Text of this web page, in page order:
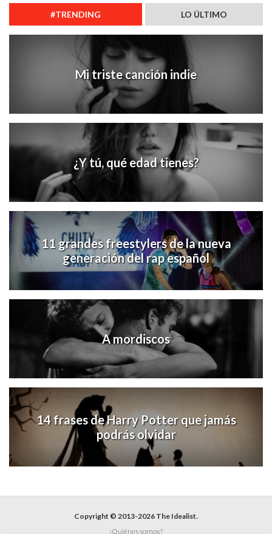
#TRENDING LO ÚLTIMO
Mi triste canción indie
¿Y tú, qué edad tienes?
11 grandes freestylers de la nueva
generación del rap español
A mordiscos
14 frases de Harry Potter que jamás
podrás olvidar
Copyright © 2013-2026 The Idealist.
¿Quiénes somos?